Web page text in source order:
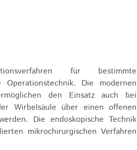
für bestimmte
Operationstechnik. Die modernen
den Einsatz auch bei
Wirbelsäule über einen offenen
Die endoskopische Technik
mikrochirurgischen Verfahren